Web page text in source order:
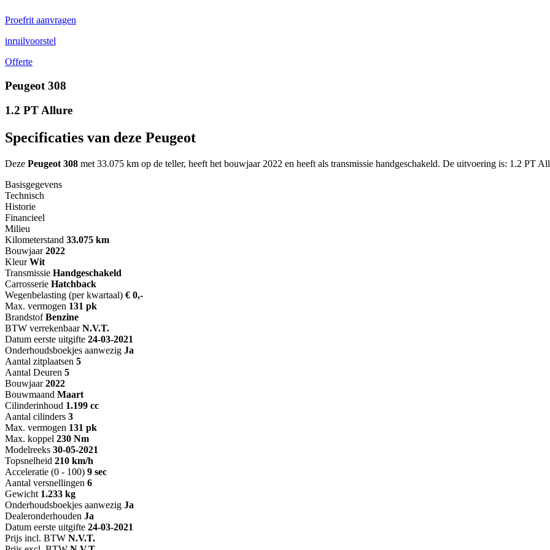
Proefrit aanvragen
inruilvoorstel
Offerte
Peugeot 308
1.2 PT Allure
Specificaties van deze Peugeot
Deze Peugeot 308 met 33.075 km op de teller, heeft het bouwjaar 2022 en heeft als transmissie handgeschakeld. De uitvoering is: 1.2 PT
Basisgegevens
Technisch
Historie
Financieel
Milieu
Kilometerstand 33.075 km
Bouwjaar 2022
Kleur Wit
Transmissie Handgeschakeld
Carrosserie Hatchback
Wegenbelasting (per kwartaal) € 0,-
Max. vermogen 131 pk
Brandstof Benzine
BTW verrekenbaar N.V.T.
Datum eerste uitgifte 24-03-2021
Onderhoudsboekjes aanwezig Ja
Aantal zitplaatsen 5
Aantal Deuren 5
Bouwjaar 2022
Bouwmaand Maart
Cilinderinhoud 1.199 cc
Aantal cilinders 3
Max. vermogen 131 pk
Max. koppel 230 Nm
Modelreeks 30-05-2021
Topsnelheid 210 km/h
Acceleratie (0 - 100) 9 sec
Aantal versnellingen 6
Gewicht 1.233 kg
Onderhoudsboekjes aanwezig Ja
Dealeronderhouden Ja
Datum eerste uitgifte 24-03-2021
Prijs incl. BTW N.V.T.